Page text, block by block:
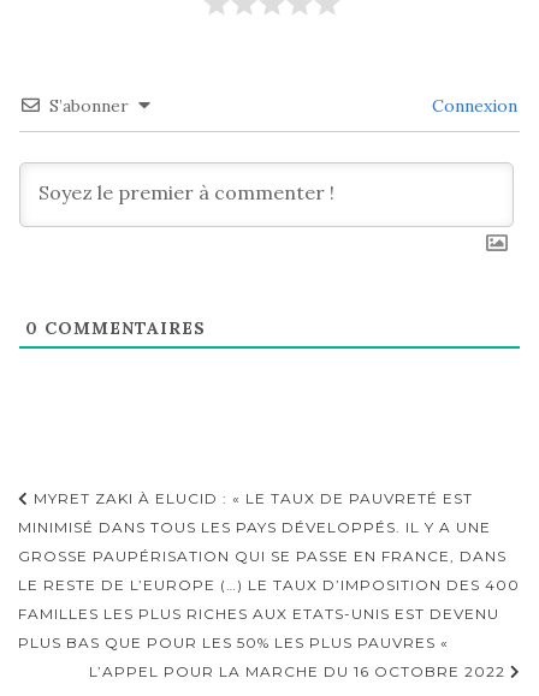
S’abonner Connexion
0 COMMENTAIRES
Navigation
d'article
MYRET ZAKI À ELUCID : « LE TAUX DE PAUVRETÉ EST
MINIMISÉ DANS TOUS LES PAYS DÉVELOPPÉS. IL Y A UNE
GROSSE PAUPÉRISATION QUI SE PASSE EN FRANCE, DANS
LE RESTE DE L’EUROPE (…) LE TAUX D’IMPOSITION DES 400
FAMILLES LES PLUS RICHES AUX ETATS-UNIS EST DEVENU
PLUS BAS QUE POUR LES 50% LES PLUS PAUVRES «
L’APPEL POUR LA MARCHE DU 16 OCTOBRE 2022